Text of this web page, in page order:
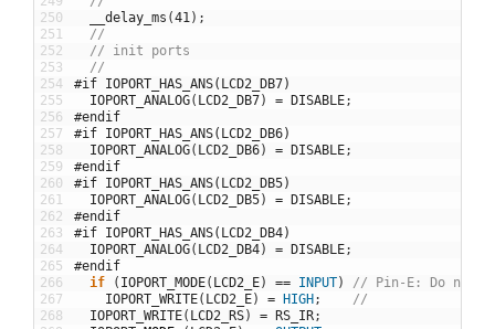
250
251
252
253
254
255
256
257
258
259
260
261
262
263
264
265
266
267
268
__delay_ms (41) ;
//
// init ports
//
#if IOPORT_HAS_ANS(LCD2_DB7)
IOPORT_ANALOG( LCD2_DB7) = DISABLE;
#endif
#if IOPORT_HAS_ANS(LCD2_DB6)
IOPORT_ANALOG( LCD2_DB6) = DISABLE;
#endif
#if IOPORT_HAS_ANS(LCD2_DB5)
IOPORT_ANALOG( LCD2_DB5) = DISABLE;
#endif
#if IOPORT_HAS_ANS(LCD2_DB4)
IOPORT_ANALOG( LCD2_DB4) = DISABLE;
#endif
if
( IOPORT_MODE( LCD2_E) == INPUT)
// Pin-E: Do not
IOPORT_WRITE( LCD2_E) = HIGH ;
//
IOPORT_WRITE( LCD2_RS) = RS_IR;